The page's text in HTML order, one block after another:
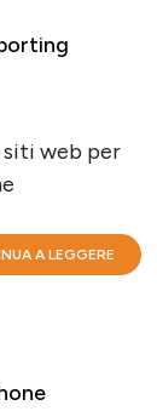
siti web per
A LEGGERE